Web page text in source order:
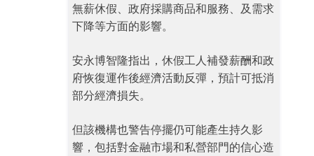
無薪休假、政府採購商品和服務、及需求
下降等方面的影響。
安永博智隆指出，休假工人補發薪酬和政
府恢復運作後經濟活動反彈，預計可抵消
部分經濟損失。
但該機構也警告停擺仍可能產生持久影
響，包括對金融市場和私營部門的信心造